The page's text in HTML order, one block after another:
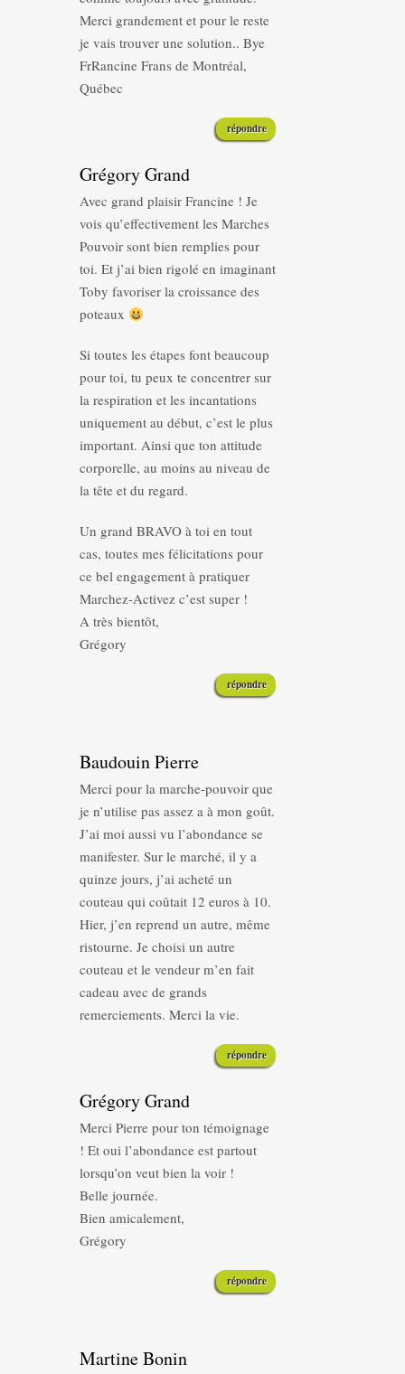
Merci grandement et pour le reste
je vais trouver une solution.. Bye
FrRancine Frans de Montréal,
Québec
répondre
Grégory Grand
Avec grand plaisir Francine ! Je
vois qu’effectivement les Marches
Pouvoir sont bien remplies pour
toi. Et j’ai bien rigolé en imaginant
Toby favoriser la croissance des
poteaux
Si toutes les étapes font beaucoup
pour toi, tu peux te concentrer sur
la respiration et les incantations
uniquement au début, c’est le plus
important. Ainsi que ton attitude
corporelle, au moins au niveau de
la tête et du regard.
Un grand BRAVO à toi en tout
cas, toutes mes félicitations pour
ce bel engagement à pratiquer
Marchez-Activez c’est super !
A très bientôt,
Grégory
répondre
Baudouin Pierre
Merci pour la marche-pouvoir que
je n’utilise pas assez a à mon goût.
J’ai moi aussi vu l’abondance se
manifester. Sur le marché, il y a
quinze jours, j’ai acheté un
couteau qui coûtait 12 euros à 10.
Hier, j’en reprend un autre, même
ristourne. Je choisi un autre
couteau et le vendeur m’en fait
cadeau avec de grands
remerciements. Merci la vie.
répondre
Grégory Grand
Merci Pierre pour ton témoignage
! Et oui l’abondance est partout
lorsqu’on veut bien la voir !
Belle journée.
Bien amicalement,
Grégory
répondre
Martine Bonin